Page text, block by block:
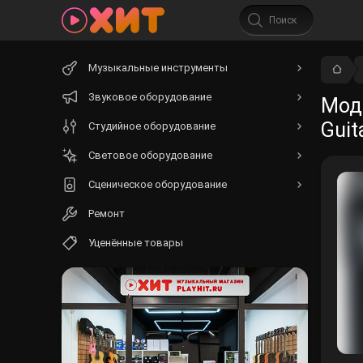
Музыкальные инструменты
Звуковое оборудование
Студийное оборудование
Световое оборудование
Сценическое оборудование
Ремонт
Уценённые товары